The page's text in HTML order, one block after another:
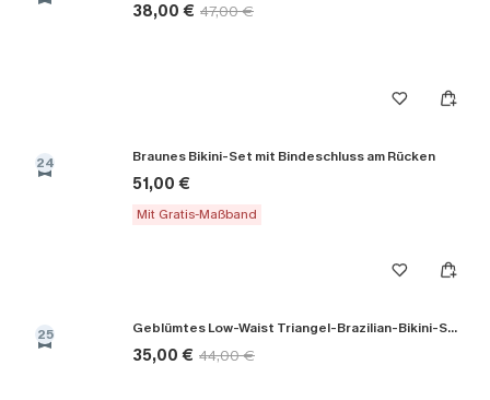
38,00 € 47,00 €
24 Braunes Bikini-Set mit Bindeschluss am Rücken
51,00 €
Mit Gratis-Maßband
25 Geblümtes Low-Waist Triangel-Brazilian-Bikini-Set
35,00 € 44,00 €